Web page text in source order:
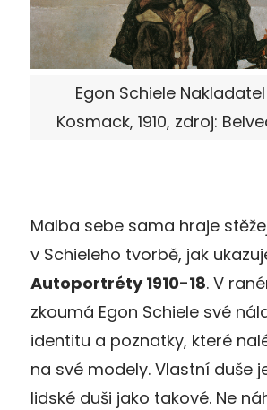
Egon Schiele
Kosmack, 1910, zdroj:
Malba sebe sama hraje
v Schieleho tvorbě, jak
Autoportréty 1910-18. V
zkoumá Egon Schiele své
identitu a poznatky, které
na své modely. Vlastní duše
lidské duši jako takové. Ne